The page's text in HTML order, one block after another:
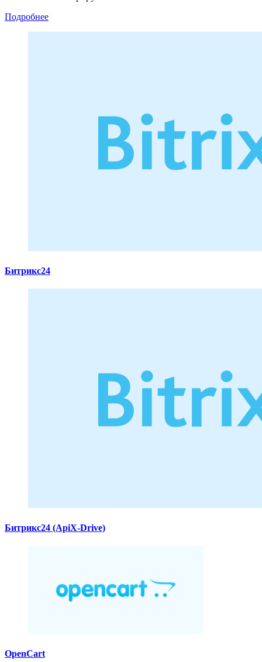
Подробнее
Битрикс24
Битрикс24 (ApiX-Drive)
OpenCart